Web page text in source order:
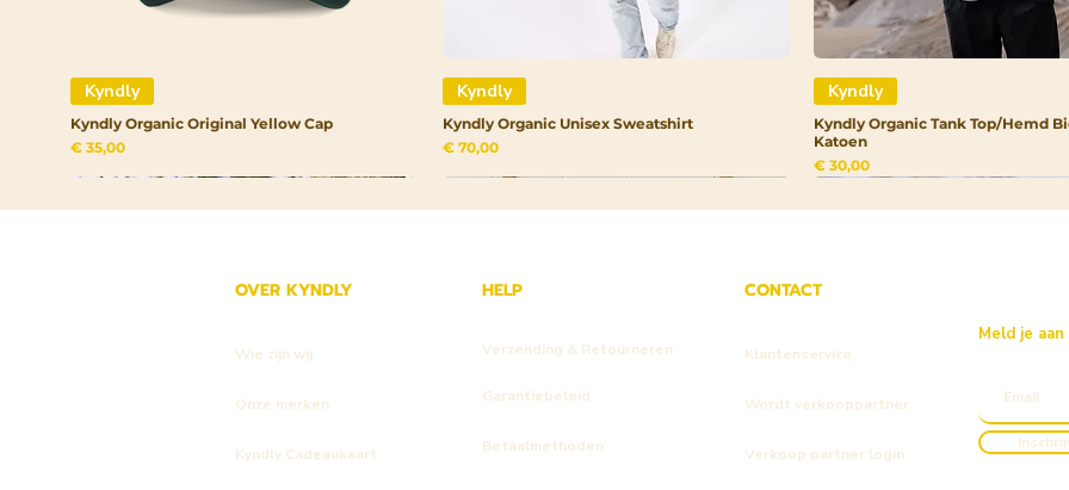
Kyndly
Kyndly Organic Original Yellow Cap
Prijs
€ 35,00
Kyndly
Kyndly Organic Unisex Sweatshirt
Prijs
€ 70,00
Kyndly
Kyndly Organic Tank Top/Hemd
Katoen
Prijs
€ 30,00
OVER KYNDLY HELP CONTACT
Wie zijn wij
Onze merken
Kyndly Cadeaukaart
Verzending & Retourneren
Garantiebeleid
Betaalmethoden
Klantenservice
Wordt verkooppartner
Verkoop partner login
Meld je